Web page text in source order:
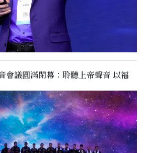
會議圓滿閉幕：聆聽上帝聲音 以福